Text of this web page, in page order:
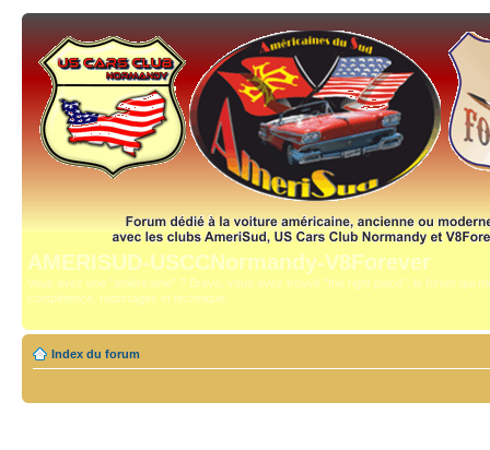
AMERISUD-USCCNormandy-V8Forever
Vous avez une "américaine" ? Bravo, vous avez trouvé "the right place", le forum qui
compétence, reportages et technique.
Index du forum